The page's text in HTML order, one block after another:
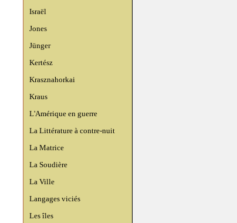
Israël
Jones
Jünger
Kertész
Krasznahorkai
Kraus
L'Amérique en guerre
La Littérature à contre-nuit
La Matrice
La Soudière
La Ville
Langages viciés
Les îles